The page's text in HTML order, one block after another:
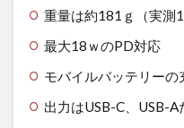
重量は約181ｇ（実測
最大18ｗのPD対応
モバイルバッテリーの
出力はUSB-C、USB-